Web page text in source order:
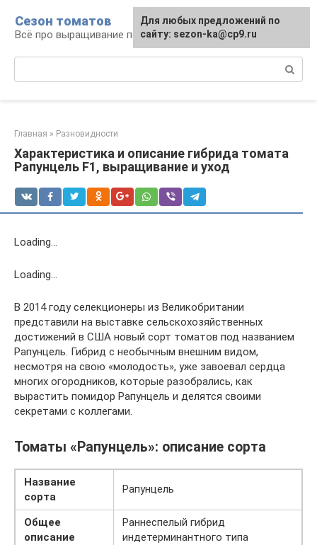
контенту
Сезон томатов
Всё про выращивание помидоров
Главная » Разновидности
Характеристика и описание гибрида томата
Рапунцель F1, выращивание и уход
Loading…
Loading…
В 2014 году селекционеры из Великобритании
представили на выставке сельскохозяйственных
достижений в США новый сорт томатов под названием
Рапунцель. Гибрид с необычным внешним видом,
несмотря на свою «молодость», уже завоевал сердца
многих огородников, которые разобрались, как
вырастить помидор Рапунцель и делятся своими
секретами с коллегами.
Томаты «Рапунцель»: описание сорта
Название
сорта
Рапунцель
Общее
описание
Раннеспелый гибрид
индетерминантного типа
Для любых предложений по
сайту: sezon-ka@cp9.ru